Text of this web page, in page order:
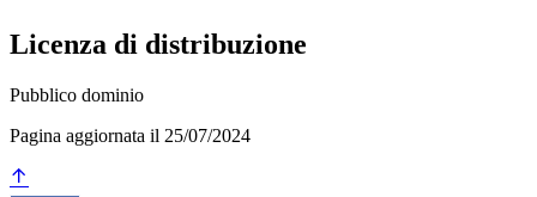
Licenza di distribuzione
Pubblico dominio
Pagina aggiornata il 25/07/2024